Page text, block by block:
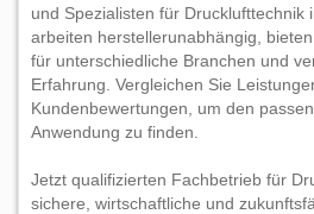
und Spezialisten für Drucklufttechnik
arbeiten herstellerunabhängig,
für unterschiedliche Branchen und
Erfahrung. Vergleichen Sie
Kundenbewertungen, um den
Anwendung zu finden.
Jetzt qualifizierten Fachbetrieb für
sichere, wirtschaftliche und